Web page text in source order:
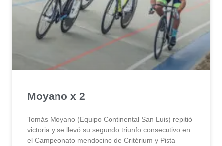
Moyano x 2
Tomás Moyano (Equipo Continental San Luis) repitió
victoria y se llevó su segundo triunfo consecutivo en
el Campeonato mendocino de Critérium y Pista